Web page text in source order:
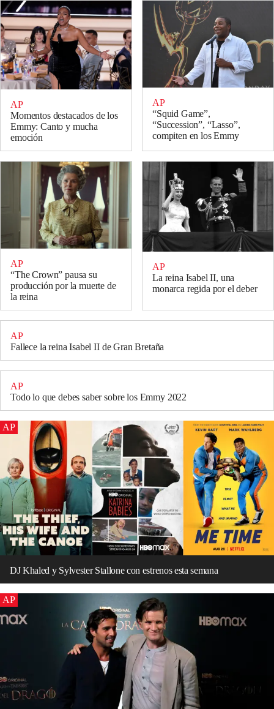
AP
Momentos destacados de los
Emmy: Canto y mucha
emoción
AP
“Squid Game”,
“Succession”, “Lasso”,
compiten en los Emmy
AP
“The Crown” pausa su
producción por la muerte de
la reina
AP
La reina Isabel II, una
monarca regida por el deber
AP
Fallece la reina Isabel II de Gran Bretaña
AP
Todo lo que debes saber sobre los Emmy 2022
AP
DJ Khaled y Sylvester Stallone con estrenos esta semana
AP